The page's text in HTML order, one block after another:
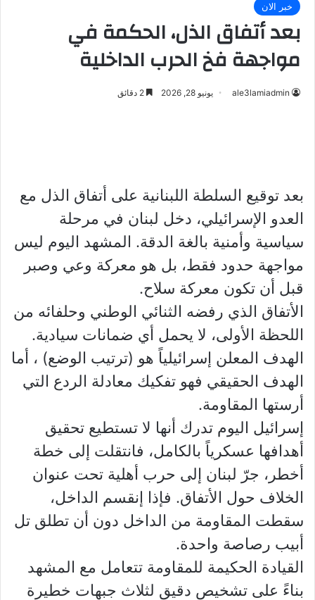
خبر الان
بعد أتفاق الذل، الحكمة في
مواجهة فخ الحرب الداخلية
ale3lamiadmin يونيو 28, 2026
بعد توقيع السلطة اللبنانية على أتفاق الذل مع
العدو الإسرائيلي، دخل لبنان في مرحلة
سياسية وأمنية بالغة الدقة. المشهد اليوم ليس
مواجهة حدود فقط، بل هو معركة وعي وصبر
قبل أن تكون معركة سلاح.
الأتفاق الذي رفضه الثنائي الوطني وحلفائه من
اللحظة الأولى، لا يحمل أي ضمانات سيادية.
الهدف المعلن إسرائيلياً هو (ترتيب الوضع) ، أما
الهدف الحقيقي فهو تفكيك معادلة الردع التي
أرستها المقاومة.
إسرائيل اليوم تدرك أنها لا تستطيع تحقيق
أهدافها عسكرياً بالكامل، فانتقلت إلى خطة
أخطر، جرّ لبنان إلى حرب أهلية تحت عنوان
الخلاف حول الأتفاق. فإذا إنقسم الداخل،
سقطت المقاومة من الداخل دون أن تطلق تل
أبيب رصاصة واحدة.
القيادة الحكيمة للمقاومة تتعامل مع المشهد
بناءً على تشخيص دقيق لثلاث جبهات خطيرة